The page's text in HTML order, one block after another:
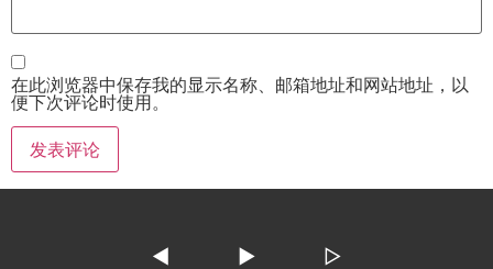
在此浏览器中保存我的显示名称、邮箱地址和网站地址，以
便下次评论时使用。
◀ ▶ ▷